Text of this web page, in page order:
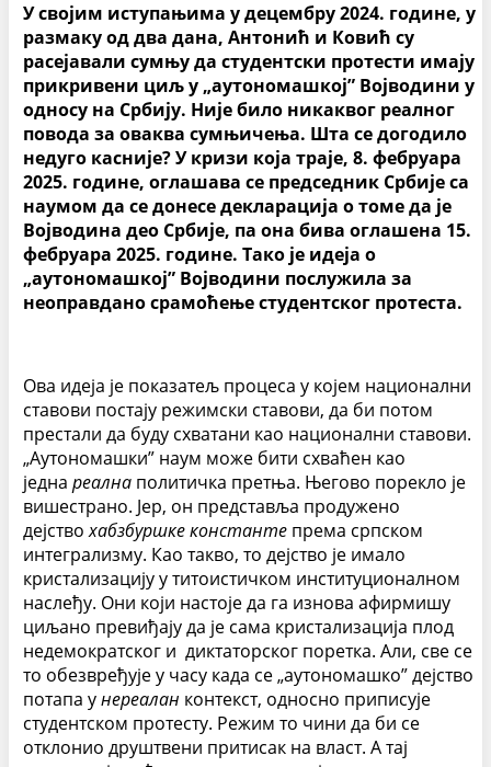
У својим иступањима у децембру 2024. године, у
размаку од два дана, Антонић и Ковић су
расејавали сумњу да студентски протести имају
прикривени циљ у „аутономашкој” Војводини у
односу на Србију. Није било никаквог реалног
повода за оваква сумњичења. Шта се догодило
недуго касније? У кризи која траје, 8. фебруара
2025. године, оглашава се председник Србије са
наумом да се донесе декларација о томе да је
Војводина део Србије, па она бива оглашена 15.
фебруара 2025. године. Тако је идеја о
„аутономашкој” Војводини послужила за
неоправдано срамоћење студентског протеста.
Ова идеја је показатељ процеса у којем национални
ставови постају режимски ставови, да би потом
престали да буду схватани као национални ставови.
„Аутономашки” наум може бити схваћен као
једна реална политичка претња. Његово порекло је
вишестрано. Јер, он представља продужено
дејствохабзбуршке константе према српском
интегрализму. Као такво, то дејство је имало
кристализацију у титоистичком институционалном
наслеђу. Они који настоје да га изнова афирмишу
циљано превиђају да је сама кристализација плод
недемократског и диктаторског поретка. Али, све се
то обезвређује у часу када се „аутономашко” дејство
потапа унереалан контекст, односно приписује
студентском протесту. Режим то чини да би се
отклонио друштвени притисак на власт. А тај